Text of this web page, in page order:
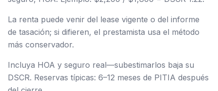
La renta puede venir del lease vigente o del informe
de tasación; si difieren, el prestamista usa el método
más conservador.
Incluya HOA y seguro real—subestimarlos baja su
DSCR. Reservas típicas: 6–12 meses de PITIA después